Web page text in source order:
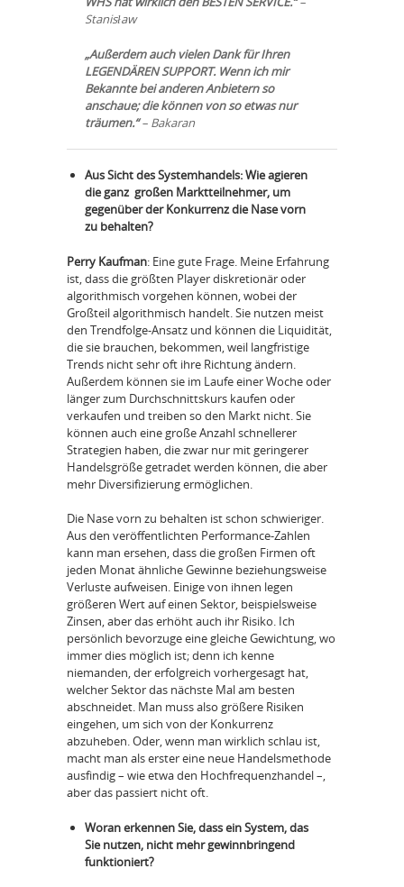
Stanisław
„Außerdem auch vielen Dank für Ihren
LEGENDÄREN SUPPORT. Wenn ich mir
Bekannte bei anderen Anbietern so
anschaue; die können von so etwas nur
träumen.“– Bakaran
Aus Sicht des Systemhandels: Wie agieren
die ganz großen Marktteilnehmer, um
gegenüber der Konkurrenz die Nase vorn
zu behalten?
Perry Kaufman: Eine gute Frage. Meine Erfahrung
ist, dass die größten Player diskretionär oder
algorithmisch vorgehen können, wobei der
Großteil algorithmisch handelt. Sie nutzen meist
den Trendfolge-Ansatz und können die Liquidität,
die sie brauchen, bekommen, weil langfristige
Trends nicht sehr oft ihre Richtung ändern.
Außerdem können sie im Laufe einer Woche oder
länger zum Durchschnittskurs kaufen oder
verkaufen und treiben so den Markt nicht. Sie
können auch eine große Anzahl schnellerer
Strategien haben, die zwar nur mit geringerer
Handelsgröße getradet werden können, die aber
mehr Diversifizierung ermöglichen.
Die Nase vorn zu behalten ist schon schwieriger.
Aus den veröffentlichten Performance-Zahlen
kann man ersehen, dass die großen Firmen oft
jeden Monat ähnliche Gewinne beziehungsweise
Verluste aufweisen. Einige von ihnen legen
größeren Wert auf einen Sektor, beispielsweise
Zinsen, aber das erhöht auch ihr Risiko. Ich
persönlich bevorzuge eine gleiche Gewichtung, wo
immer dies möglich ist; denn ich kenne
niemanden, der erfolgreich vorhergesagt hat,
welcher Sektor das nächste Mal am besten
abschneidet. Man muss also größere Risiken
eingehen, um sich von der Konkurrenz
abzuheben. Oder, wenn man wirklich schlau ist,
macht man als erster eine neue Handelsmethode
ausfindig – wie etwa den Hochfrequenzhandel –,
aber das passiert nicht oft.
Woran erkennen Sie, dass ein System, das
Sie nutzen, nicht mehr gewinnbringend
funktioniert?